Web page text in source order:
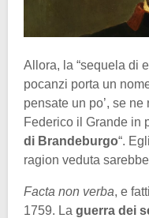
Allora, la “sequela di
pocanzi porta un
pensate un po’, se
Federico il Grande in
di Brandeburgo“.
ragion veduta
Facta non verba, e
1759. La guerra dei